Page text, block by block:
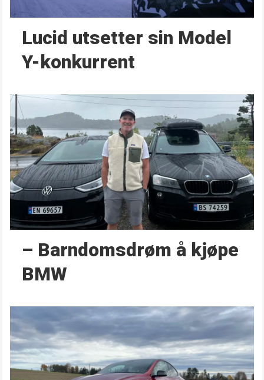
Lucid utsetter sin Model
Y-konkurrent
– Barndoms­drøm å kjøpe
BMW